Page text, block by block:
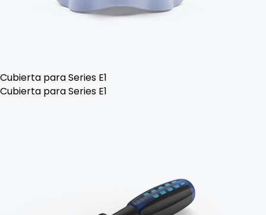
Cubierta para Series E1
Cubierta para Series E1